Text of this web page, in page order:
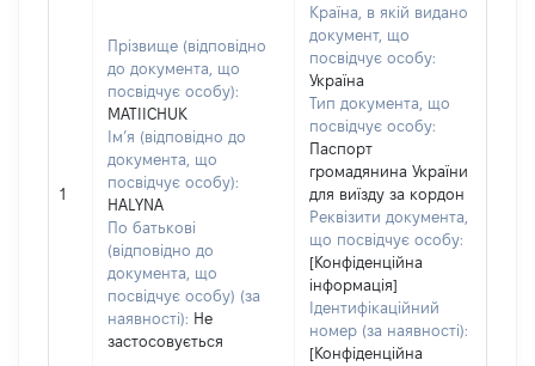
1
Прізвище (відповідно
до документа, що
посвідчує особу):
MATIICHUK
Ім’я (відповідно до
документа, що
посвідчує особу):
HALYNA
По батькові
(відповідно до
документа, що
посвідчує особу) (за
наявності): Не
застосовується
Країна, в якій видано
документ, що
посвідчує особу:
Україна
Тип документа, що
посвідчує особу:
Паспорт
громадянина України
для виїзду за кордон
Реквізити документа,
що посвідчує особу:
[Конфіденційна
інформація]
Ідентифікаційний
номер (за наявності):
[Конфіденційна